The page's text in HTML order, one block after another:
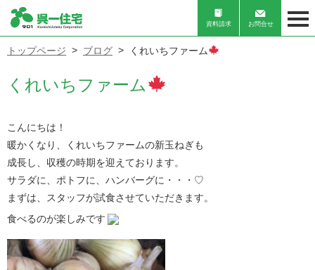
資料請求 お問合せ
トップページ ブログ くれいちファーム
くれいちファーム
こんにちは！
暖かくなり、くれいちファームの新玉ねぎも
成長し、収穫の時期を迎えております。
サラダに、ポトフに、ハンバーグに・・・♡
まずは、スタッフが試食させていただきます。
食べるのが楽しみです